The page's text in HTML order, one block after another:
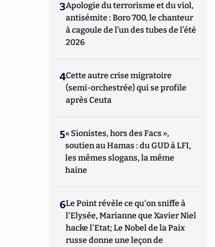
3Apologie du terrorisme et du viol,
antisémite : Boro 700, le chanteur
à cagoule de l’un des tubes de l’été
2026
4Cette autre crise migratoire
(semi-orchestrée) qui se profile
après Ceuta
5« Sionistes, hors des Facs »,
soutien au Hamas : du GUD à LFI,
les mêmes slogans, la même
haine
6Le Point révèle ce qu'on sniffe à
l'Elysée, Marianne que Xavier Niel
hacke l'Etat; Le Nobel de la Paix
russe donne une leçon de